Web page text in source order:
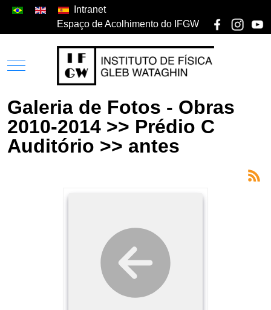
Intranet
Espaço de Acolhimento do IFGW
Galeria de Fotos - Obras
2010-2014 >> Prédio C
Auditório >> antes